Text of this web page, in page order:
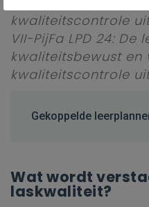
kwaliteitscontrole
VII-PijFa LPD 24:
kwaliteitsbewust en
kwaliteitscontrole
Gekoppelde
Wat wordt
laskwaliteit?